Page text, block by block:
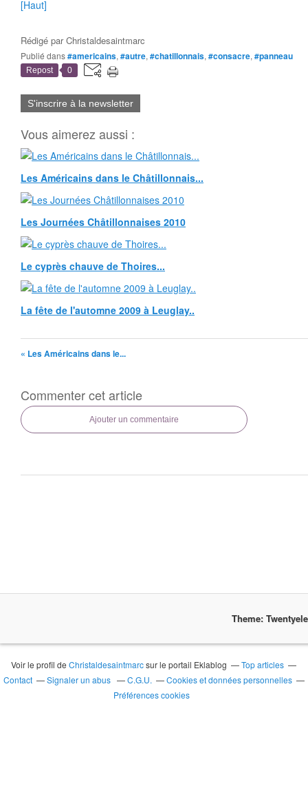
[Haut]
Rédigé parChristaldesaintmarc
Publié dans#americains, #autre, #chatillonnais, #consacre, #panneau
Repost 0
S'inscrire à la newsletter
Vous aimerez aussi :
Les Américains dans le Châtillonnais...
Les Journées Châtillonnaises 2010
Le cyprès chauve de Thoires...
La fête de l'automne 2009 à Leuglay..
« Les Américains dans le...
Commenter cet article
Ajouter un commentaire
Theme:
Voir le profil deChristaldesaintmarcsur le portail Eklablog
Top articles
Contact
Signaler un abus C.G.U.
Cookies et données personnelles
Préférences cookies